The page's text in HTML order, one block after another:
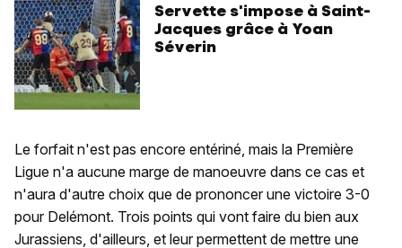
Servette s'impose à Saint-
Jacques grâce à Yoan
Séverin
Le forfait n'est pas encore entériné, mais la Première
Ligue n'a aucune marge de manoeuvre dans ce cas et
n'aura d'autre choix que de prononcer une victoire 3-0
pour Delémont. Trois points qui vont faire du bien aux
Jurassiens, d'ailleurs, et leur permettent de mettre une